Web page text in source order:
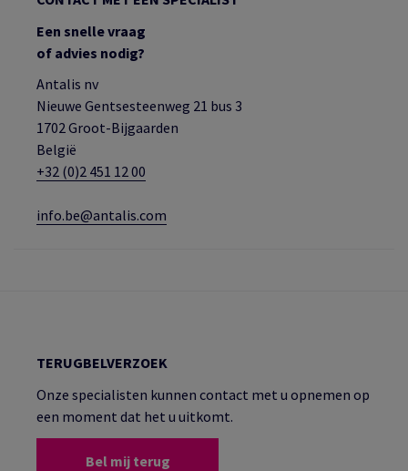
Een snelle vraag
of advies nodig?
Antalis nv
Nieuwe Gentsesteenweg 21 bus 3
1702 Groot-Bijgaarden
België
+32 (0)2 451 12 00
info.be@antalis.com
TERUGBELVERZOEK
Onze specialisten kunnen contact met u opnemen op
een moment dat het u uitkomt.
Bel mij terug